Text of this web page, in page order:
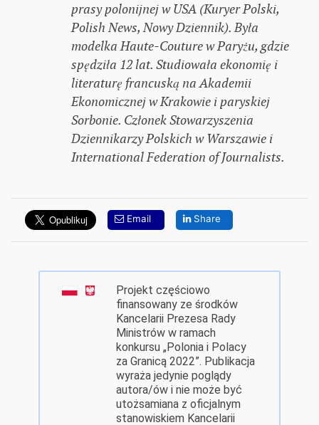
prasy polonijnej w USA (Kuryer Polski,
Polish News, Nowy Dziennik). Była
modelka Haute-Couture w Paryżu, gdzie
spędziła 12 lat. Studiowała ekonomię i
literaturę francuską na Akademii
Ekonomicznej w Krakowie i paryskiej
Sorbonie. Członek Stowarzyszenia
Dziennikarzy Polskich w Warszawie i
International Federation of Journalists.
Email Share
Projekt częściowo
finansowany ze środków
Kancelarii Prezesa Rady
Ministrów w ramach
konkursu „Polonia i Polacy
za Granicą 2022”. Publikacja
wyraża jedynie poglądy
autora/ów i nie może być
utożsamiana z oficjalnym
stanowiskiem Kancelarii